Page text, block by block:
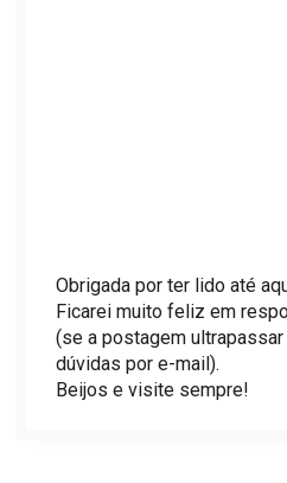
Obrigada por ter lido até
Ficarei muito feliz em
(se a postagem
dúvidas por e-mail).
Beijos e visite sempre!